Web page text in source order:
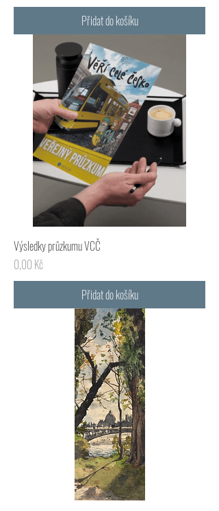
Přidat do košíku
Výsledky průzkumu VCČ
Cena
0,00 Kč
Přidat do košíku